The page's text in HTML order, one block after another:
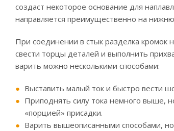
создаст некоторое основание для
направляется преимущественно на
При соединении в стык разделка кромок
свести торцы деталей и выполнить
варить можно несколькими способами:
Выставить малый ток и быстро вести
Приподнять силу тока немного выше,
«порцией» присадки.
Варить вышеописанными способами,